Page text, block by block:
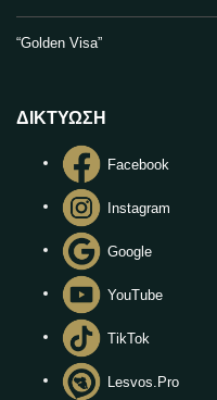
“Golden Visa”
ΔΙΚΤΥΩΣΗ
Facebook
Instagram
Google
YouTube
TikTok
Lesvos.Pro